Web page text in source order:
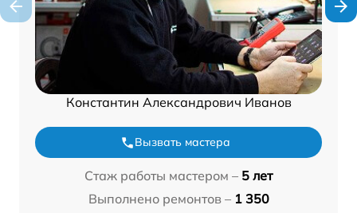
Константин Александрович Иванов
Вызвать мастера
Стаж работы мастером – 5 лет
Выполнено ремонтов – 1 350